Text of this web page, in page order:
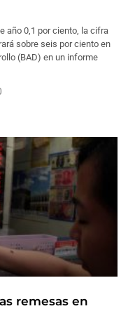
año 0,1 por ciento, la cifra
sobre seis por ciento en
(BAD) en un informe
remesas en